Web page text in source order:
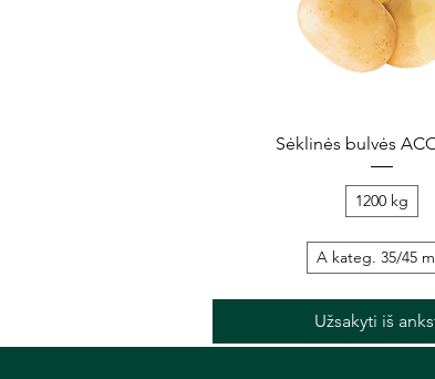
Greita peržiūra
Sėklinės bulvės
1200 kg
A kateg. 35/45
Užsakyti iš